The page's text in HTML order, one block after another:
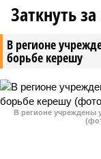
В регионе
борьбе керешу
Заткнуть
В регионе учреждены